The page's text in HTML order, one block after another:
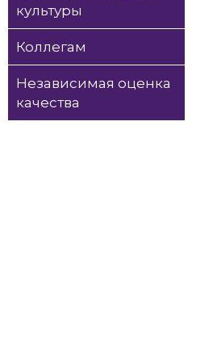
культуры
Коллегам
Независимая оценка
качества